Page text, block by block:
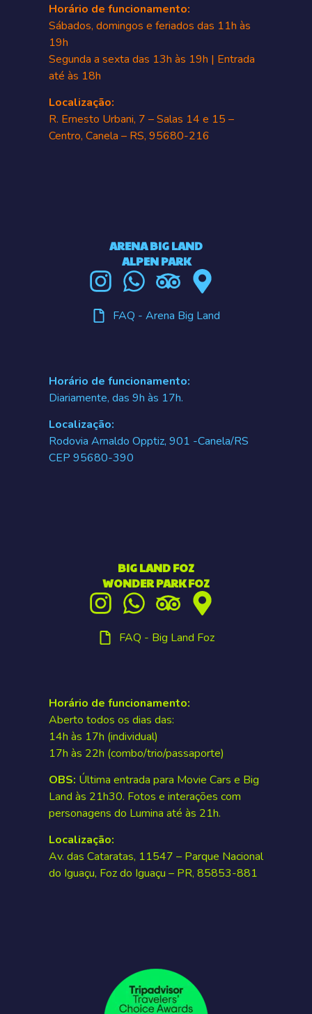
Horário de funcionamento:
Sábados, domingos e feriados das 11h às
19h
Segunda a sexta das 13h às 19h | Entrada
até às 18h
Localização:
R. Ernesto Urbani, 7 – Salas 14 e 15 –
Centro, Canela – RS, 95680-216
ARENA BIG LAND
ALPEN PARK
FAQ - Arena Big Land
Horário de funcionamento:
Diariamente, das 9h às 17h.
Localização:
Rodovia Arnaldo Opptiz, 901 -Canela/RS
CEP 95680-390
BIG LAND FOZ
WONDER PARK FOZ
FAQ - Big Land Foz
Horário de funcionamento:
Aberto todos os dias das:
14h às 17h (individual)
17h às 22h (combo/trio/passaporte)
OBS: Última entrada para Movie Cars e Big
Land às 21h30. Fotos e interações com
personagens do Lumina até às 21h.
Localização:
Av. das Cataratas, 11547 – Parque Nacional
do Iguaçu, Foz do Iguaçu – PR, 85853-881